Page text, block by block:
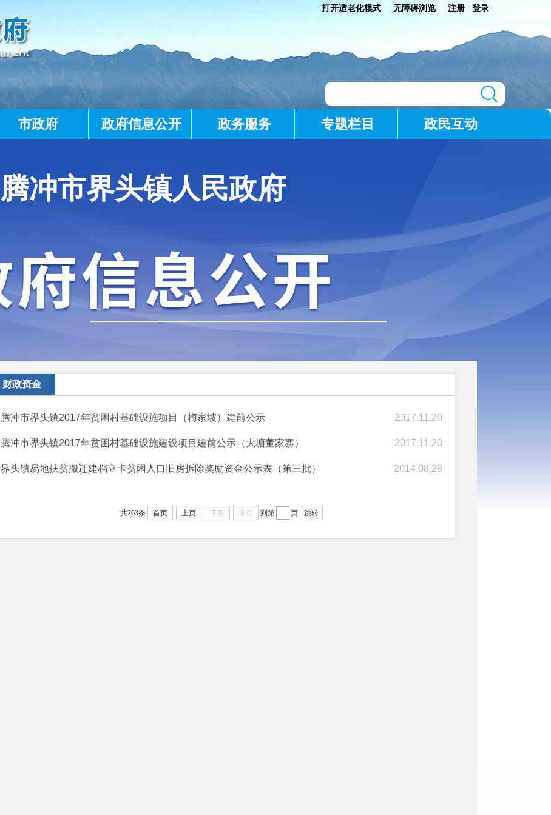
打开适老化模式 无障碍浏览 注册 登录
市政府 政府信息公开 政务服务 专题栏目 政民互动
腾冲市界头镇人民政府
财政资金
腾冲市界头镇2017年贫困村基础设施项目（梅家坡）建前公示 2017.11.20
腾冲市界头镇2017年贫困村基础设施建设项目建前公示（大塘董家寨） 2017.11.20
界头镇易地扶贫搬迁建档立卡贫困人口旧房拆除奖励资金公示表（第三批） 2014.08.28
共263条 首页 上页 下页 尾页 到第 页 跳转